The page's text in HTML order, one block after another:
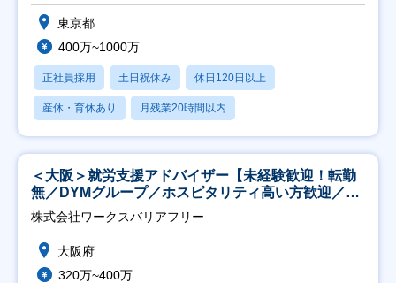
東京都
400万~1000万
正社員採用 土日祝休み 休日120日以上
産休・育休あり 月残業20時間以内
＜大阪＞就労支援アドバイザー【未経験歓迎！転勤
無／DYMグループ／ホスピタリティ高い方歓迎／土
日祝】
株式会社ワークスバリアフリー
大阪府
320万~400万